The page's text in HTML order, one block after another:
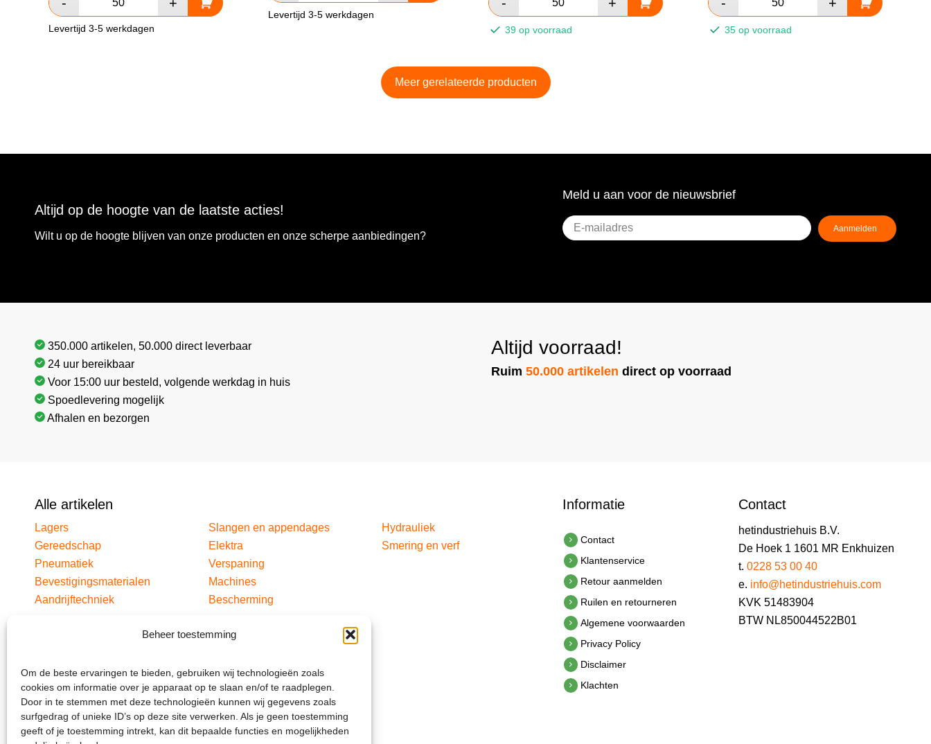
Beheer toestemming
Om de beste ervaringen te bieden, gebruiken wij technologieën zoals
cookies om informatie over je apparaat op te slaan en/of te raadplegen.
Door in te stemmen met deze technologieën kunnen wij gegevens zoals
surfgedrag of unieke ID’s op deze site verwerken. Als je geen toestemming
geeft of je toestemming intrekt, kan dit bepaalde functies en mogelijkheden
Levertijd 3-5 werkdagen
Levertijd 3-5 werkdagen
39 op voorraad 35 op voorraad
Meer gerelateerde producten
Altijd op de hoogte van de laatste acties!
Wilt u op de hoogte blijven van onze producten en onze scherpe aanbiedingen?
Meld u aan voor de nieuwsbrief
E-
mailadres
350.000 artikelen, 50.000 direct leverbaar
24 uur bereikbaar
Voor 15:00 uur besteld, volgende werkdag in huis
Spoedlevering mogelijk
Afhalen en bezorgen
Altijd voorraad!
Ruim50.000 artikelen direct op voorraad
Alle artikelen
Lagers
Gereedschap
Pneumatiek
Bevestigingsmaterialen
Aandrijftechniek
Slangen en appendages
Elektra
Verspaning
Machines
Bescherming
Hydrauliek
Smering en verf
Informatie
Contact
Klantenservice
Retour aanmelden
Ruilen en retourneren
Algemene voorwaarden
Privacy Policy
Disclaimer
Klachten
Contact
hetindustriehuis B.V.
De Hoek 1 1601 MR Enkhuizen
t. 0228 53 00 40
e. info@hetindustriehuis.com
KVK 51483904
BTW NL850044522B01